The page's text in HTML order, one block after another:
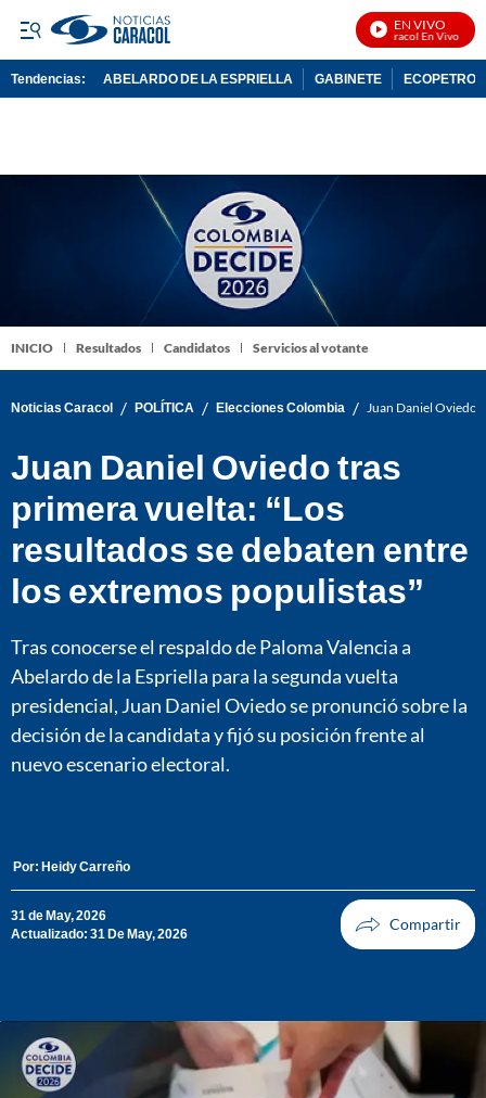
EN VIVO
Noticias Caracol En Vivo
Tendencias: ABELARDO DE LA ESPRIELLA GABINETE ECOPETROL
INICIO Resultados Candidatos Servicios al votante
Noticias Caracol / POLÍTICA / Elecciones Colombia / Juan Daniel Oviedo
Juan Daniel Oviedo tras
primera vuelta: “Los
resultados se debaten entre
los extremos populistas”
Tras conocerse el respaldo de Paloma Valencia a
Abelardo de la Espriella para la segunda vuelta
presidencial, Juan Daniel Oviedo se pronunció sobre la
decisión de la candidata y fijó su posición frente al
nuevo escenario electoral.
Por: Heidy Carreño
31 de May, 2026
Actualizado: 31 De May, 2026